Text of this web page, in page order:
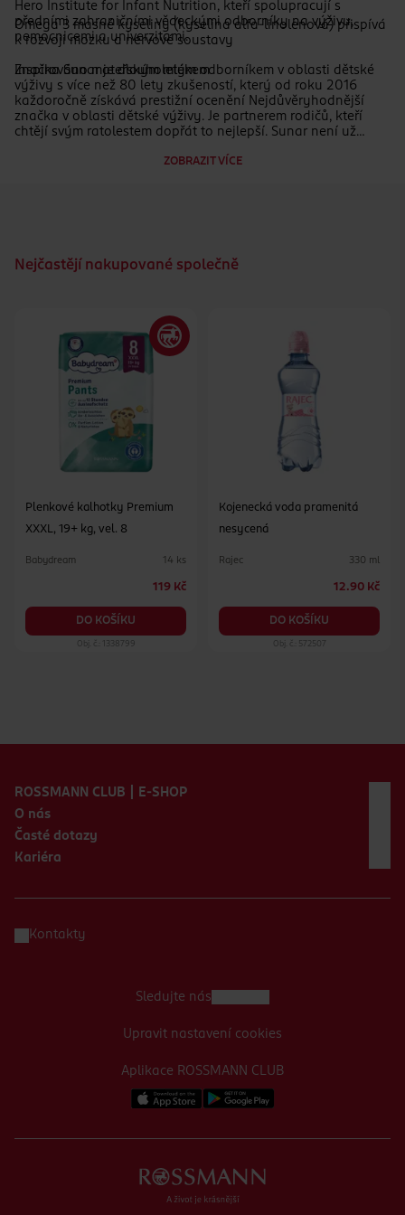
Omega 3 masné kyseliny (kyselina alfa-linolenová) přispívá
k rozvoji mozku a nervové soustavy
Inspirováno mateřským mlékem
Hero Institute for Infant Nutrition, kteří spolupracují s
předními zahraničními vědeckými odborníky na výživu,
nemocnicemi a univerzitami.
Značka Sunar je dlouholetým odborníkem v oblasti dětské
výživy s více než 80 lety zkušeností, který od roku 2016
každoročně získává prestižní ocenění Nejdůvěryhodnější
značka v oblasti dětské výživy. Je partnerem rodičů, kteří
chtějí svým ratolestem dopřát to nejlepší. Sunar není už
expertíza se dále rozvíjela a přenesla se i do dalších
produktů na ně odpovídá a nabízí řešení pro rozmanité
situace, které s dětmi nastávají.
ZOBRAZIT VÍCE
Nejčastějí nakupované společně
Plenkové kalhotky Premium
XXXL, 19+ kg, vel. 8
Babydream 14 ks
119 Kč
DO KOŠÍKU
Obj. č.: 1338799
Kojenecká voda pramenitá
nesycená
Rajec 330 ml
12.90 Kč
DO KOŠÍKU
Obj. č.: 572507
ROSSMANN CLUB | E-SHOP
O nás
Časté dotazy
Kariéra
Kontakty
Aplikace ROSSMANN CLUB
Sledujte nás
Upravit nastavení cookies